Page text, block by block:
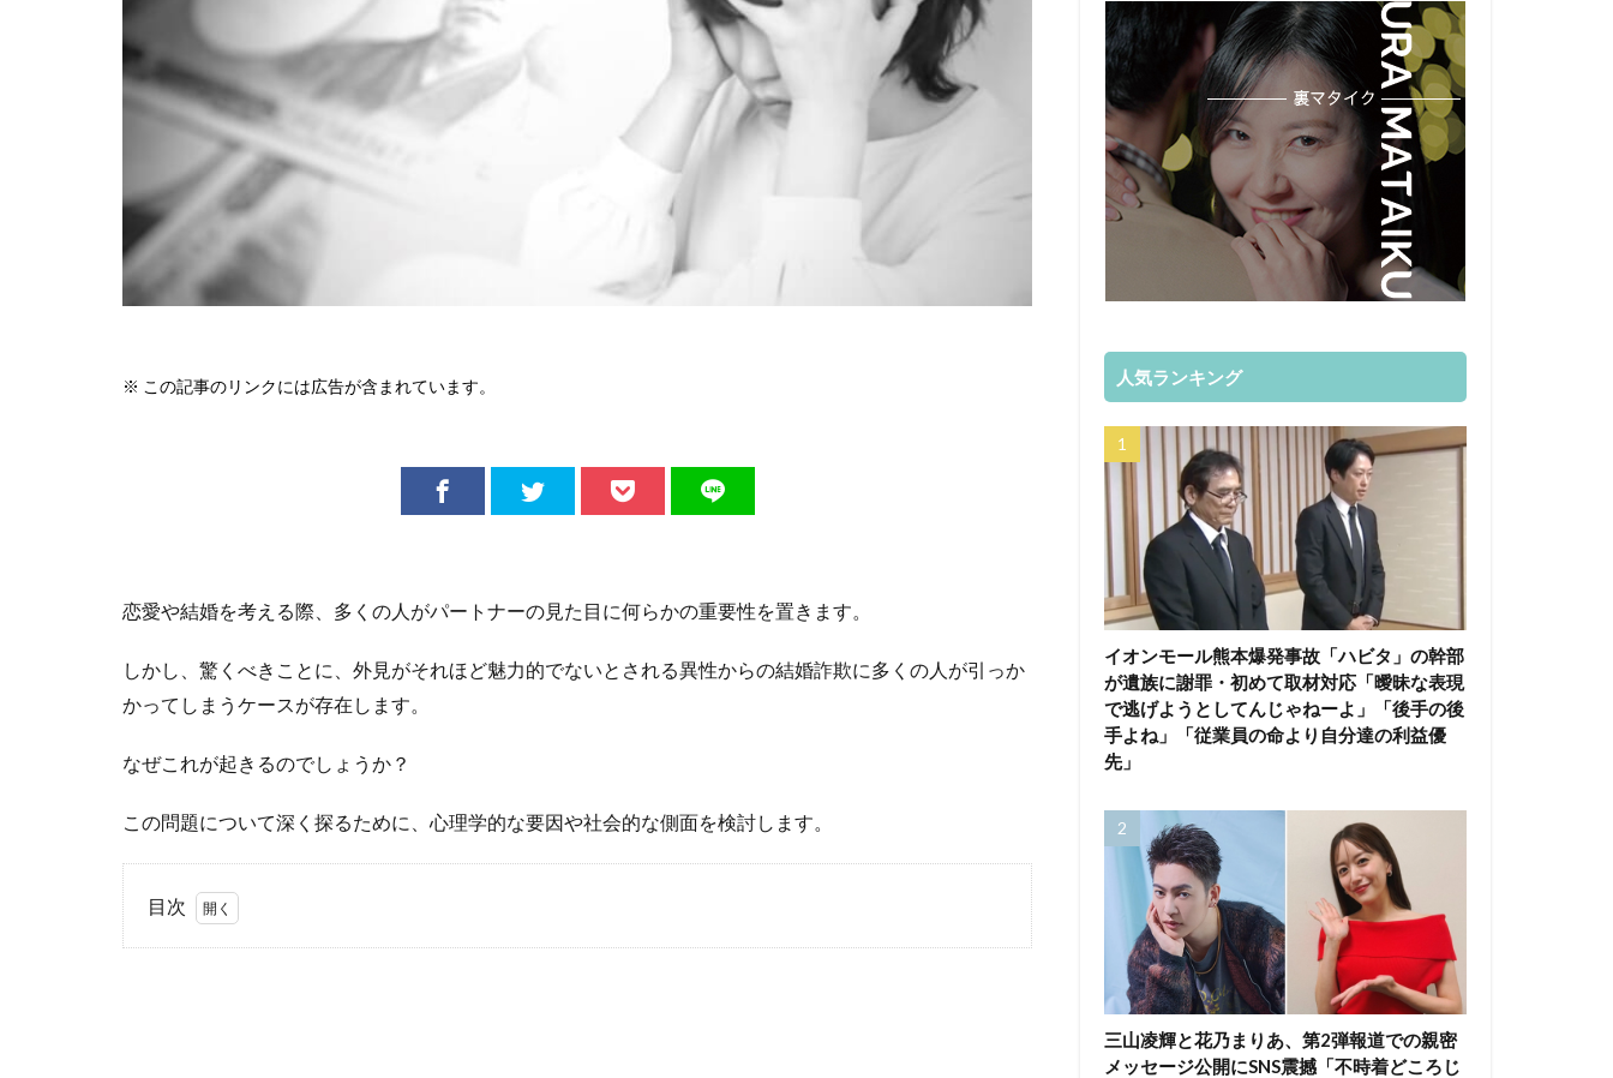
※ この記事のリンクには広告が含まれています。
恋愛や結婚を考える際、多くの人がパートナーの見た目に何らかの重要性を置きます。
しかし、驚くべきことに、外見がそれほど魅力的でないとされる異性からの結婚詐欺に多くの人が引っか
かってしまうケースが存在します。
なぜこれが起きるのでしょうか？
この問題について深く探るために、心理学的な要因や社会的な側面を検討します。
目次
人気ランキング
イオンモール熊本爆発事故「ハビタ」の幹部
が遺族に謝罪・初めて取材対応「曖昧な表現
で逃げようとしてんじゃねーよ」「後手の後
手よね」「従業員の命より自分達の利益優
先」
三山凌輝と花乃まりあ、第2弾報道での親密
メッセージ公開にSNS震撼「不時着どころじ